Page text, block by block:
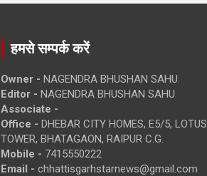
हमसे सम्पर्क करें
Owner - NAGENDRA BHUSHAN SAHU
Editor - NAGENDRA BHUSHAN SAHU
Associate -
Office - DHEBAR CITY HOMES, E5/5, LOTUS
TOWER, BHATAGAON, RAIPUR C.G.
Mobile - 7415550222
Email - chhattisgarhstarnews@gmail.com